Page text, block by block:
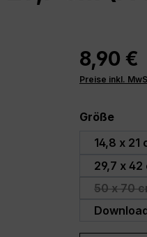
8,90 €
Preise inkl.
Größe
14,8 x 21
29,7 x 42
50 x 70